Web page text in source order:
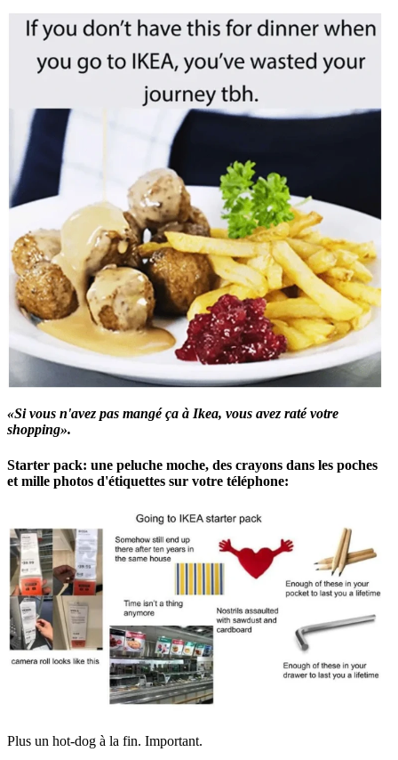
«Si vous n'avez pas mangé ça à Ikea, vous avez raté votre
shopping».
Starter pack: une peluche moche, des crayons dans les poches
et mille photos d'étiquettes sur votre téléphone:
Plus un hot-dog à la fin. Important.